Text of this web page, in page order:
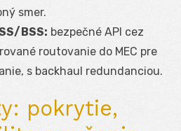
smer.
BSS: bezpečné API cez
routovanie do MEC pre
s backhaul redundanciou.
pokrytie,